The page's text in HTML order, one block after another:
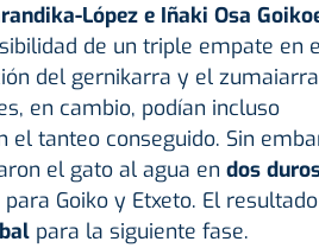
López e Iñaki Osa
de un triple empate en
del gernikarra y el zumaiarra
en cambio, podían incluso
el tanteo conseguido. Sin
el gato al agua en dos
Goiko y Etxeto. El resultado
para la siguiente fase.